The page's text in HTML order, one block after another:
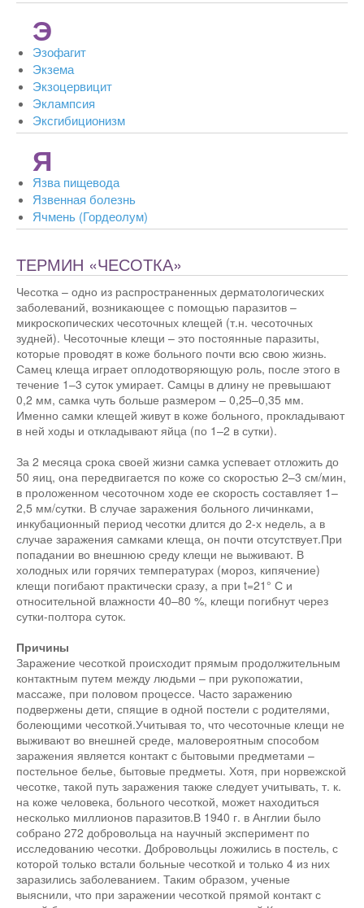
Э
Эзофагит
Экзема
Экзоцервицит
Эклампсия
Эксгибиционизм
Я
Язва пищевода
Язвенная болезнь
Ячмень (Гордеолум)
ТЕРМИН «ЧЕСОТКА»
Чесотка – одно из распространенных дерматологических
заболеваний, возникающее с помощью паразитов –
микроскопических чесоточных клещей (т.н. чесоточных
зудней). Чесоточные клещи – это постоянные паразиты,
которые проводят в коже больного почти всю свою жизнь.
Самец клеща играет оплодотворяющую роль, после этого в
течение 1–3 суток умирает. Самцы в длину не превышают
0,2 мм, самка чуть больше размером – 0,25–0,35 мм.
Именно самки клещей живут в коже больного, прокладывают
в ней ходы и откладывают яйца (по 1–2 в сутки).
За 2 месяца срока своей жизни самка успевает отложить до
50 яиц, она передвигается по коже со скоростью 2–3 см/мин,
в проложенном чесоточном ходе ее скорость составляет 1–
2,5 мм/сутки. В случае заражения больного личинками,
инкубационный период чесотки длится до 2-х недель, а в
случае заражения самками клеща, он почти отсутствует.При
попадании во внешнюю среду клещи не выживают. В
холодных или горячих температурах (мороз, кипячение)
клещи погибают практически сразу, а при t=21° С и
относительной влажности 40–80 %, клещи погибнут через
сутки-полтора суток.
Причины
Заражение чесоткой происходит прямым продолжительным
контактным путем между людьми – при рукопожатии,
массаже, при половом процессе. Часто заражению
подвержены дети, спящие в одной постели с родителями,
болеющими чесоткой.Учитывая то, что чесоточные клещи не
выживают во внешней среде, маловероятным способом
заражения является контакт с бытовыми предметами –
постельное белье, бытовые предметы. Хотя, при норвежской
чесотке, такой путь заражения также следует учитывать, т. к.
на коже человека, больного чесоткой, может находиться
несколько миллионов паразитов.В 1940 г. в Англии было
собрано 272 добровольца на научный эксперимент по
исследованию чесотки. Добровольцы ложились в постель, с
которой только встали больные чесоткой и только 4 из них
заразились заболеванием. Таким образом, ученые
выяснили, что при заражении чесоткой прямой контакт с